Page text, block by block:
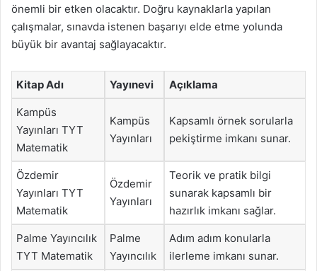
önemli bir etken olacaktır. Doğru kaynaklarla yapılan
çalışmalar, sınavda istenen başarıyı elde etme yolunda
büyük bir avantaj sağlayacaktır.
Kitap Adı Yayınevi Açıklama
Kampüs
Yayınları TYT
Matematik
Kampüs
Yayınları
Kapsamlı örnek sorularla
pekiştirme imkanı sunar.
Özdemir
Yayınları TYT
Matematik
Özdemir
Yayınları
Teorik ve pratik bilgi
sunarak kapsamlı bir
hazırlık imkanı sağlar.
Palme Yayıncılık
TYT Matematik
Palme
Yayıncılık
Adım adım konularla
ilerleme imkanı sunar.